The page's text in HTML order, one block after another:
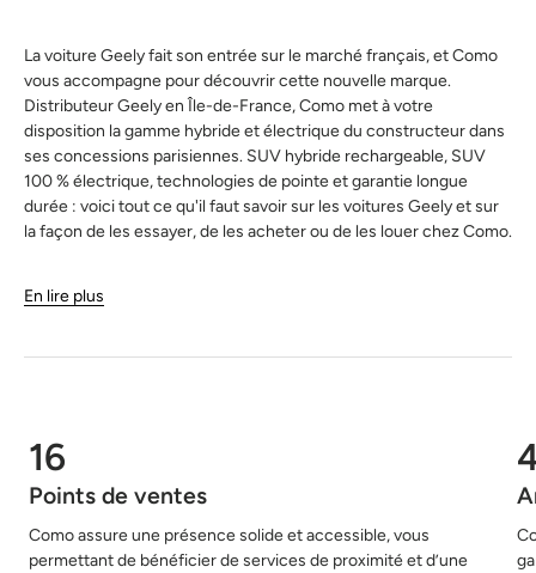
La voiture Geely fait son entrée sur le marché français, et Como
vous accompagne pour découvrir cette nouvelle marque.
Distributeur Geely en Île-de-France, Como met à votre
disposition la gamme hybride et électrique du constructeur dans
ses concessions parisiennes. SUV hybride rechargeable, SUV
100 % électrique, technologies de pointe et garantie longue
durée : voici tout ce qu'il faut savoir sur les voitures Geely et sur
la façon de les essayer, de les acheter ou de les louer chez Como.
En lire plus
16
Points de ventes
Como assure une présence solide et accessible, vous
permettant de bénéficier de services de proximité et d’une